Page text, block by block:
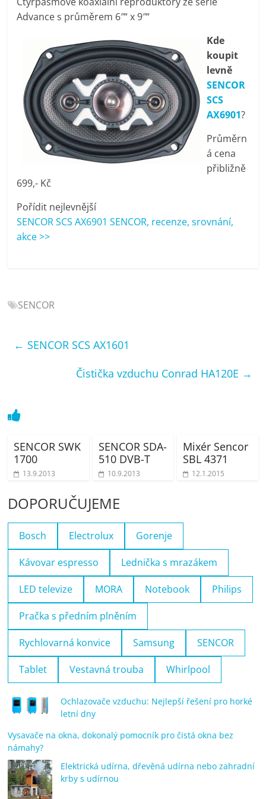
pračky,
televize,
notebooky,
mobilní
telefony,
kávovary,
bazény
OK,
televize,
bazény
Advance s průměrem 6″“ x 9″“
Kde
koupit
levně
SENCOR
SCS
AX6901?
Průměrn
á cena
přibližně
699,- Kč
Pořídit nejlevnější
SENCOR SCS AX6901 SENCOR, recenze, srovnání,
akce >>
SENCOR
← SENCOR SCS AX1601
Čistička vzduchu Conrad HA120E →
SENCOR SWK
1700
13.9.2013
SENCOR SDA-
510 DVB-T
10.9.2013
Mixér Sencor
SBL 4371
12.1.2015
DOPORUČUJEME
Bosch Electrolux Gorenje
Kávovar espresso Lednička s mrazákem
LED televize MORA Notebook Philips
Pračka s předním plněním
Rychlovarná konvice Samsung SENCOR
Tablet Vestavná trouba Whirlpool
Ochlazovače vzduchu: Nejlepší řešení pro horké
letní dny
Vysavače na okna, dokonalý pomocník pro čistá okna bez
námahy?
Elektrická udírna, dřevěná udírna nebo zahradní
krby s udírnou